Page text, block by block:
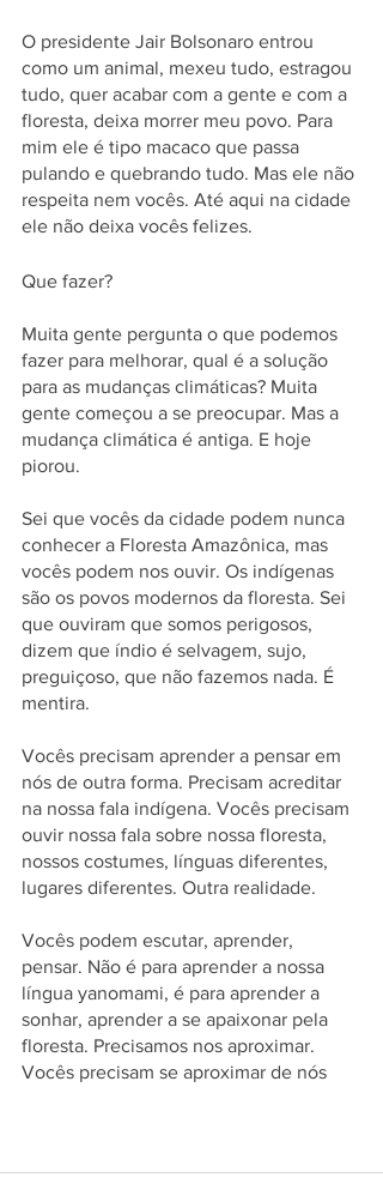
O presidente Jair Bolsonaro entrou
como um animal, mexeu tudo, estragou
tudo, quer acabar com a gente e com a
floresta, deixa morrer meu povo. Para
mim ele é tipo macaco que passa
pulando e quebrando tudo. Mas ele não
respeita nem vocês. Até aqui na cidade
ele não deixa vocês felizes.
Que fazer?
Muita gente pergunta o que podemos
fazer para melhorar, qual é a solução
para as mudanças climáticas? Muita
gente começou a se preocupar. Mas a
mudança climática é antiga. E hoje
piorou.
Sei que vocês da cidade podem nunca
conhecer a Floresta Amazônica, mas
vocês podem nos ouvir. Os indígenas
são os povos modernos da floresta. Sei
que ouviram que somos perigosos,
dizem que índio é selvagem, sujo,
preguiçoso, que não fazemos nada. É
mentira.
Vocês precisam aprender a pensar em
nós de outra forma. Precisam acreditar
na nossa fala indígena. Vocês precisam
ouvir nossa fala sobre nossa floresta,
nossos costumes, línguas diferentes,
lugares diferentes. Outra realidade.
Vocês podem escutar, aprender,
pensar. Não é para aprender a nossa
língua yanomami, é para aprender a
sonhar, aprender a se apaixonar pela
floresta. Precisamos nos aproximar.
Vocês precisam se aproximar de nós